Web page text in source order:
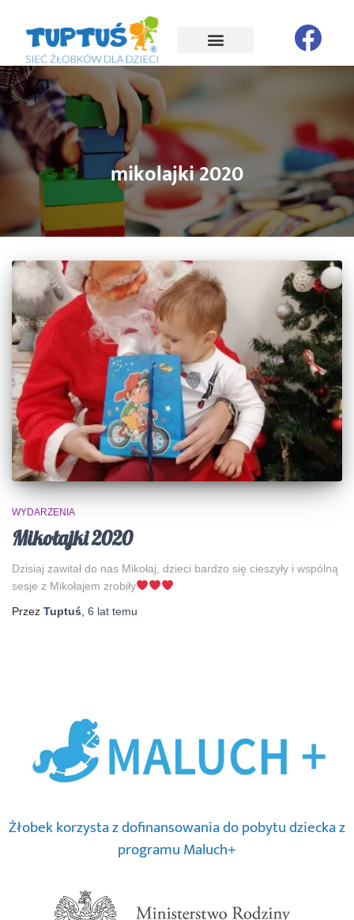
mikolajki 2020
WYDARZENIA
Mikołajki 2020
Dzisiaj zawitał do nas Mikołaj, dzieci bardzo się cieszyły i wspólną
sesje z Mikołajem zrobiły
Przez Tuptuś 6 lat temu
Żłobek korzysta z dofinansowania do pobytu dziecka z
programu Maluch+